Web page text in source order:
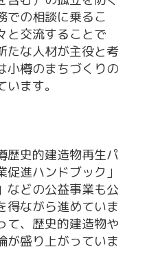
での相談に乗るこ
と交流することで
たな人材が主役と考
小樽のまちづくりの
ます。
歴史的建造物再生パ
進ハンドブック」
などの公益事業も公
得ながら進めていま
て、歴史的建造物や
が盛り上がっていま